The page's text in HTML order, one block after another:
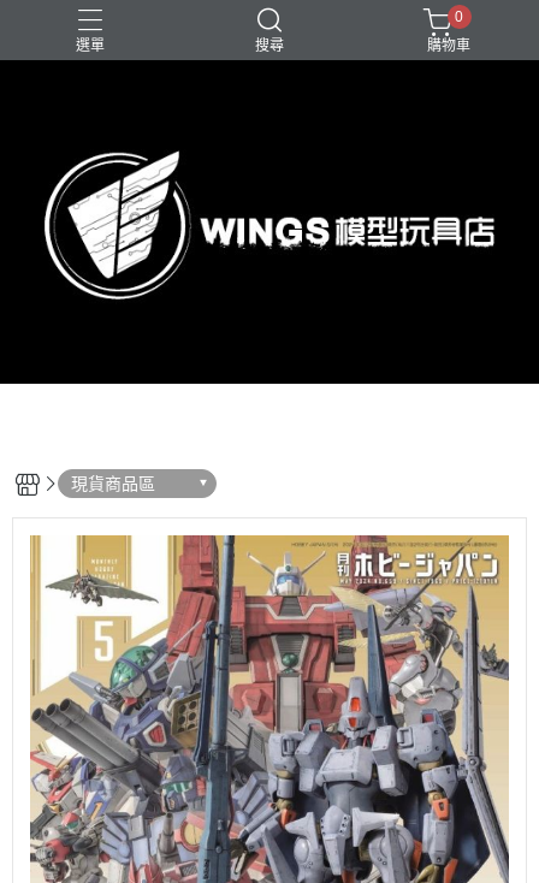
選單 搜尋
0
購物車
現貨商品區